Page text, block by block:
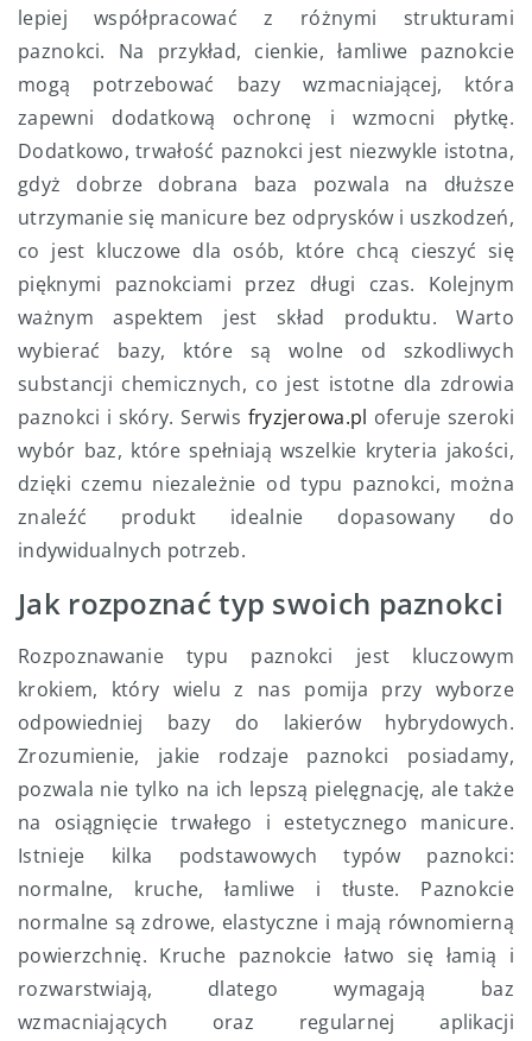
lepiej współpracować z różnymi strukturami
paznokci. Na przykład, cienkie, łamliwe paznokcie
mogą potrzebować bazy wzmacniającej, która
zapewni dodatkową ochronę i wzmocni płytkę.
Dodatkowo, trwałość paznokci jest niezwykle istotna,
gdyż dobrze dobrana baza pozwala na dłuższe
utrzymanie się manicure bez odprysków i uszkodzeń,
co jest kluczowe dla osób, które chcą cieszyć się
pięknymi paznokciami przez długi czas. Kolejnym
ważnym aspektem jest skład produktu. Warto
wybierać bazy, które są wolne od szkodliwych
substancji chemicznych, co jest istotne dla zdrowia
paznokci i skóry. Serwis fryzjerowa.pl oferuje szeroki
wybór baz, które spełniają wszelkie kryteria jakości,
dzięki czemu niezależnie od typu paznokci, można
znaleźć produkt idealnie dopasowany do
indywidualnych potrzeb.
Jak rozpoznać typ swoich paznokci
Rozpoznawanie typu paznokci jest kluczowym
krokiem, który wielu z nas pomija przy wyborze
odpowiedniej bazy do lakierów hybrydowych.
Zrozumienie, jakie rodzaje paznokci posiadamy,
pozwala nie tylko na ich lepszą pielęgnację, ale także
na osiągnięcie trwałego i estetycznego manicure.
Istnieje kilka podstawowych typów paznokci:
normalne, kruche, łamliwe i tłuste. Paznokcie
normalne są zdrowe, elastyczne i mają równomierną
powierzchnię. Kruche paznokcie łatwo się łamią i
rozwarstwiają, dlatego wymagają baz
wzmacniających oraz regularnej aplikacji